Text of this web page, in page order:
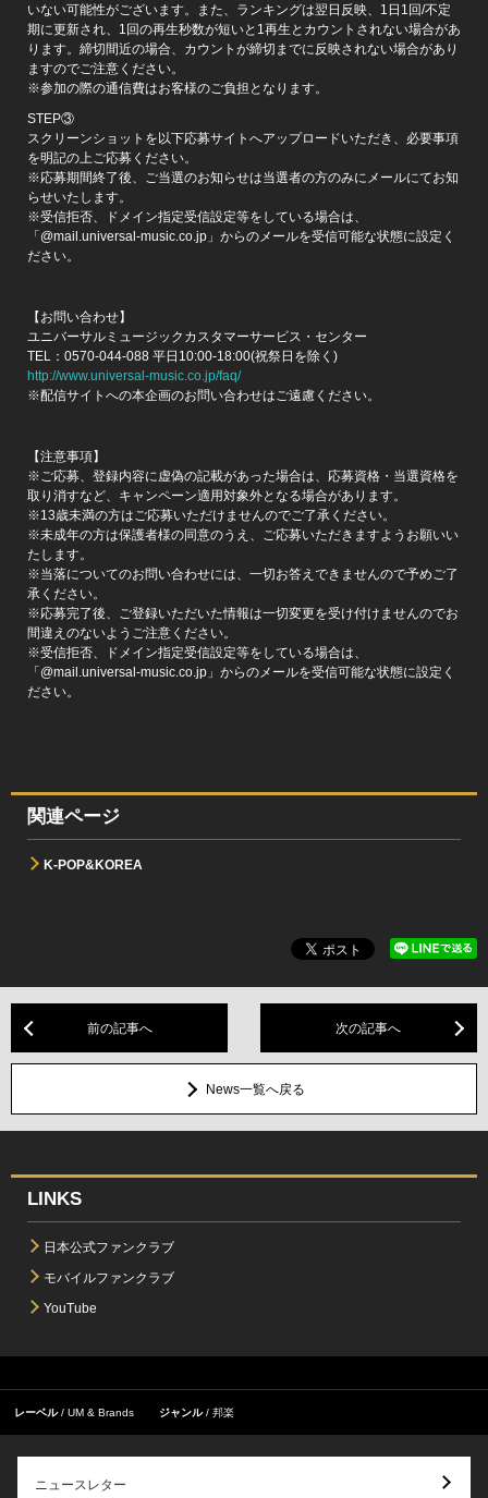
いない可能性がございます。また、ランキングは翌日反映、1日1回/不定
期に更新され、1回の再生秒数が短いと1再生とカウントされない場合があ
ります。締切間近の場合、カウントが締切までに反映されない場合があり
ますのでご注意ください。
※参加の際の通信費はお客様のご負担となります。
STEP③
スクリーンショットを以下応募サイトへアップロードいただき、必要事項
を明記の上ご応募ください。
※応募期間終了後、ご当選のお知らせは当選者の方のみにメールにてお知
らせいたします。
※受信拒否、ドメイン指定受信設定等をしている場合は、
「@mail.universal-music.co.jp」からのメールを受信可能な状態に設定く
ださい。
【お問い合わせ】
ユニバーサルミュージックカスタマーサービス・センター
TEL：0570-044-088 平日10:00-18:00(祝祭日を除く)
http://www.universal-music.co.jp/faq/
※配信サイトへの本企画のお問い合わせはご遠慮ください。
【注意事項】
※ご応募、登録内容に虚偽の記載があった場合は、応募資格・当選資格を
取り消すなど、キャンペーン適用対象外となる場合があります。
※13歳未満の方はご応募いただけませんのでご了承ください。
※未成年の方は保護者様の同意のうえ、ご応募いただきますようお願いい
たします。
※当落についてのお問い合わせには、一切お答えできませんので予めご了
承ください。
※応募完了後、ご登録いただいた情報は一切変更を受け付けませんのでお
間違えのないようご注意ください。
※受信拒否、ドメイン指定受信設定等をしている場合は、
「@mail.universal-music.co.jp」からのメールを受信可能な状態に設定く
ださい。
関連ページ
K-POP&KOREA
前の記事へ 次の記事へ
News一覧へ戻る
LINKS
日本公式ファンクラブ
モバイルファンクラブ
YouTube
レーベル UM & Brands ジャンル 邦楽
ニュースレター